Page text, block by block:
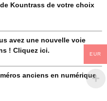
Kountrass de votre choix
avez une nouvelle voie
! Cliquez ici.
anciens en numérique
EUR